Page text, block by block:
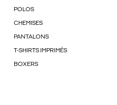
POLOS
CHEMISES
PANTALONS
T-SHIRTS IMPRIMÉS
BOXERS